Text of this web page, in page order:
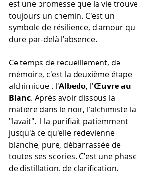
est une promesse que la vie trouve
toujours un chemin. C'est un
symbole de résilience, d'amour qui
dure par-delà l'absence.
Ce temps de recueillement, de
mémoire, c'est la deuxième étape
alchimique : l'Albedo, l'Œuvre au
Blanc. Après avoir dissous la
matière dans le noir, l'alchimiste la
"lavait". Il la purifiait patiemment
jusqu'à ce qu'elle redevienne
blanche, pure, débarrassée de
toutes ses scories. C'est une phase
de distillation, de clarification.